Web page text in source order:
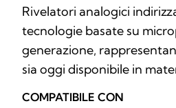
Rivelatori analogici
tecnologie basate su
generazione,
sia oggi disponibile in
COMPATIBILE CON